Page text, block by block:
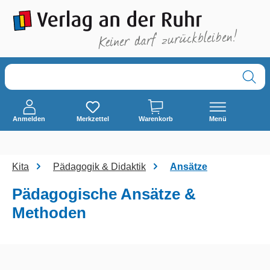
springen
Anmelden Merkzettel Warenkorb Menü
Kita Pädagogik & Didaktik Ansätze
Pädagogische Ansätze &
Methoden